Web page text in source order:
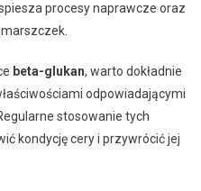
procesy naprawcze oraz
beta-glukan, warto dokładnie
odpowiadającymi
stosowanie tych
kondycję cery i przywrócić jej